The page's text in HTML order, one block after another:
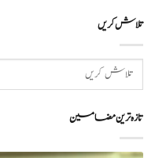
تلاش کریں
تازہ ترین مضامین